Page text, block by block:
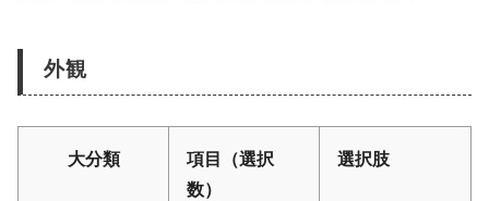
外観
大分類
項目（選択
数）
選択肢